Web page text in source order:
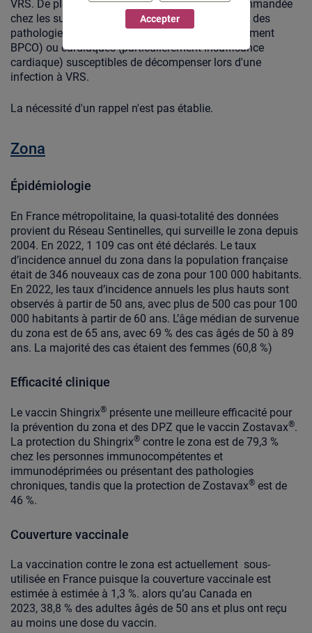
VRS. De plus, la vaccination est également recommandée
chez les sujets âgés de 65 ans et plus présentant des
pathologies respiratoires chroniques (particulièrement
BPCO) ou cardiaques (particulièrement insuffisance
cardiaque) susceptibles de décompenser lors d'une
infection à VRS.
La nécessité d'un rappel n'est pas établie.
Zona
Épidémiologie
En France métropolitaine, la quasi-totalité des données
provient du Réseau Sentinelles, qui surveille le zona depuis
2004. En 2022, 1 109 cas ont été déclarés. Le taux
d’incidence annuel du zona dans la population française
était de 346 nouveaux cas de zona pour 100 000 habitants.
En 2022, les taux d’incidence annuels les plus hauts sont
observés à partir de 50 ans, avec plus de 500 cas pour 100
000 habitants à partir de 60 ans. L’âge médian de survenue
du zona est de 65 ans, avec 69 % des cas âgés de 50 à 89
ans. La majorité des cas étaient des femmes (60,8 %)
Efficacité clinique
Le vaccin Shingrix® présente une meilleure efficacité pour
la prévention du zona et des DPZ que le vaccin Zostavax®.
La protection du Shingrix® contre le zona est de 79,3 %
chez les personnes immunocompétentes et
immunodéprimées ou présentant des pathologies
chroniques, tandis que la protection de Zostavax® est de
46 %.
Couverture vaccinale
La vaccination contre le zona est actuellement sous-
utilisée en France puisque la couverture vaccinale est
estimée à estimée à 1,3 %. alors qu’au Canada en
2023, 38,8 % des adultes âgés de 50 ans et plus ont reçu
au moins une dose du vaccin.
Accepter